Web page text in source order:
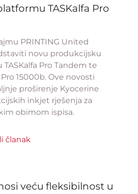
TASKalfa Pro
PRINTING United
novu produkcijsku
Pro Tandem te
15000b. Ove novosti
proširenje Kyocerine
inkjet rješenja za
obimom ispisa.
članak
veću fleksibilnost u